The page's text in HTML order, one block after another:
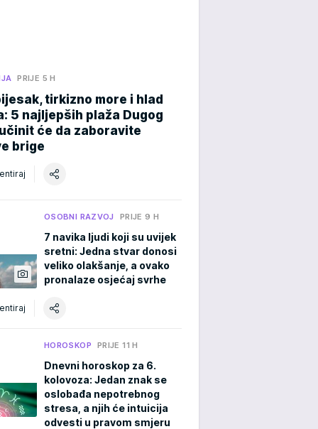
PRIJE 5 H
tirkizno more i hlad
5 najljepših plaža Dugog
će da zaboravite
brige
OSOBNI RAZVOJ PRIJE 9 H
7 navika ljudi koji su uvijek
sretni: Jedna stvar donosi
veliko olakšanje, a ovako
pronalaze osjećaj svrhe
HOROSKOP PRIJE 11 H
Dnevni horoskop za 6.
kolovoza: Jedan znak se
oslobađa nepotrebnog
stresa, a njih će intuicija
odvesti u pravom smjeru